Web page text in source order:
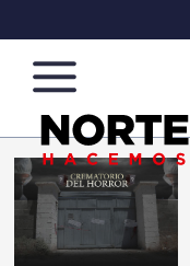
Norte
de
Ciudad
Más
que
noticias,